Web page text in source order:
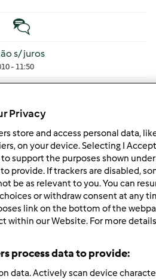
Tópico normal
s/ juros
- 11:50
Tópico normal
12:40
Privacy
store and access personal data,
on your device. Selecting I
support the purposes shown
provide. If trackers are disabled,
be as relevant to you. You can
or withdraw consent at any
link on the bottom of the
within our Website. For more
process data to provide:
data. Actively scan device